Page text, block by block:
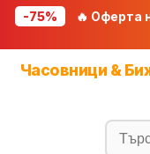
-75% 🔥 Оферта
Часовници &